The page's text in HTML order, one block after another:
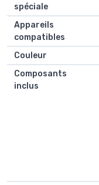
spéciale
Appareils
compatibles
Couleur
Composants
inclus